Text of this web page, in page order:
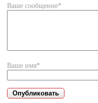
Ваше сообщение*
Ваше имя*